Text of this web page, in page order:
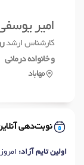
امیر
کارشناس ارشد
و خانواده درمانی
مهاباد
نوبت‌دهی
اولین تایم آزاد: امروز